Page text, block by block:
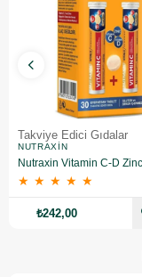
Takviye Edici Gıdalar
NUTRAXIN
★ ★ ★ ★ ★
₺242,00